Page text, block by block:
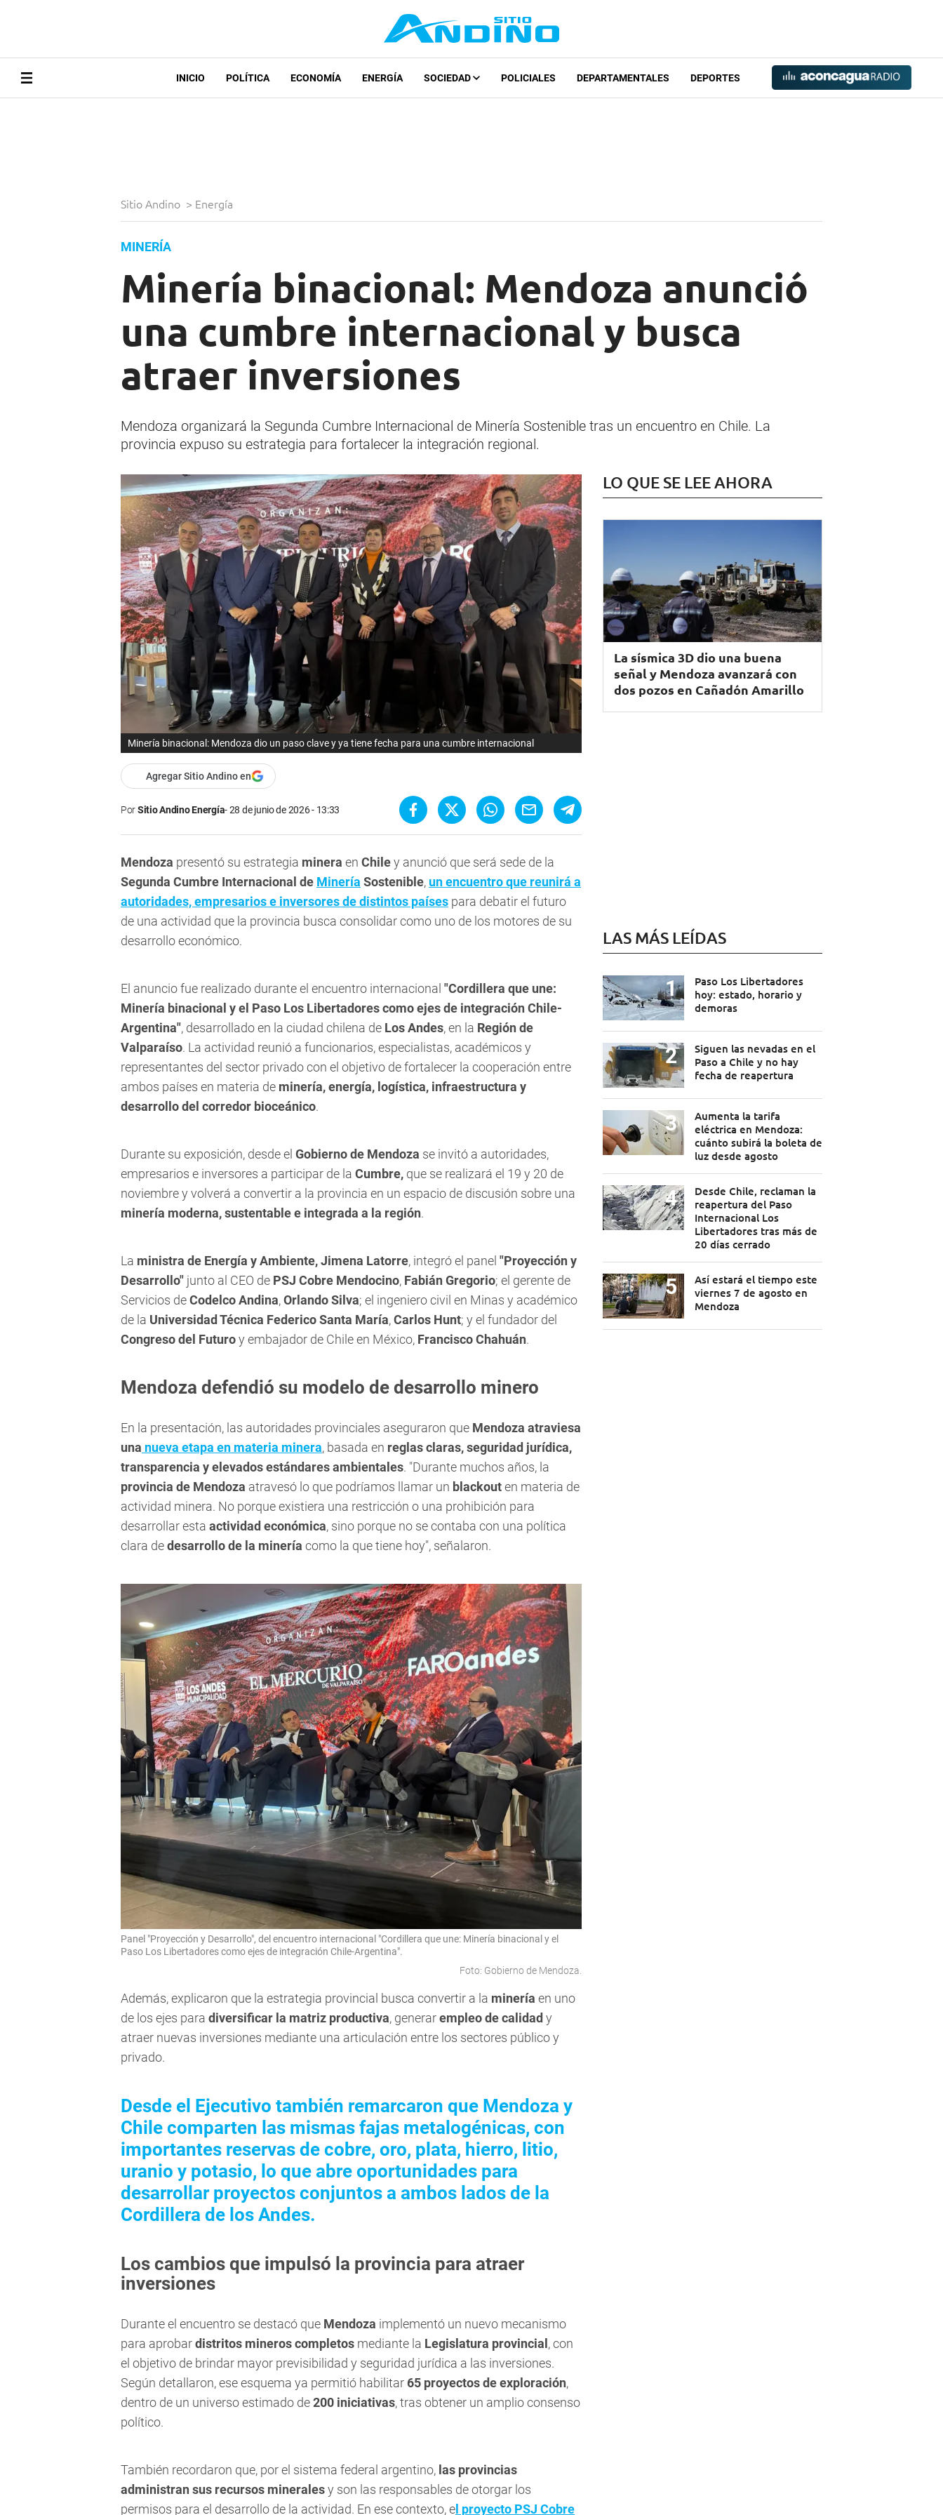
INICIO POLÍTICA ECONOMÍA ENERGÍA SOCIEDAD POLICIALES DEPARTAMENTALES DEPORTES
Sitio Andino > Energía
MINERÍA
Minería binacional: Mendoza anunció
una cumbre internacional y busca
atraer inversiones
Mendoza organizará la Segunda Cumbre Internacional de Minería Sostenible tras un encuentro en Chile. La
provincia expuso su estrategia para fortalecer la integración regional.
Minería binacional: Mendoza dio un paso clave y ya tiene fecha para una cumbre internacional
Agregar Sitio Andino en
PorSitio Andino Energía 28 de junio de 2026 - 13:33
Mendoza presentó su estrategia minera en Chiley anunció que será sede de la
Segunda Cumbre Internacional de Minería Sostenible, un encuentro que reunirá a
autoridades, empresarios e inversores de distintos países para debatir el futuro
de una actividad que la provincia busca consolidar como uno de los motores de su
desarrollo económico.
El anuncio fue realizado durante el encuentro internacional "Cordillera que une:
Minería binacional y el Paso Los Libertadores como ejes de integración Chile-
Argentina", desarrollado en la ciudad chilena de Los Andes, en la Región de
Valparaíso. La actividad reunió a funcionarios, especialistas, académicos y
representantes del sector privado con el objetivo de fortalecer la cooperación entre
ambos países en materia de minería, energía, logística, infraestructura y
desarrollo del corredor bioceánico.
Durante su exposición, desde el Gobierno de Mendoza se invitó a autoridades,
empresarios e inversores a participar de la Cumbre, que se realizará el 19 y 20 de
noviembre y volverá a convertir a la provincia en un espacio de discusión sobre una
minería moderna, sustentable e integrada a la región.
La ministra de Energía y Ambiente, Jimena Latorre, integró el panel "Proyección y
Desarrollo" junto al CEO de PSJ Cobre Mendocino, Fabián Gregorio; el gerente de
Servicios deCodelco Andina,Orlando Silva; el ingeniero civil en Minas y académico
de la Universidad Técnica Federico Santa María,Carlos Hunt; y el fundador del
Congreso del Futuroy embajador de Chile en México, Francisco Chahuán.
Mendoza defendió su modelo de desarrollo minero
En la presentación, las autoridades provinciales aseguraron que Mendoza atraviesa
una nueva etapa en materia minera, basada en reglas claras, seguridad jurídica,
transparencia y elevados estándares ambientales. "Durante muchos años, la
provincia de Mendoza atravesó lo que podríamos llamar un blackouten materia de
actividad minera. No porque existiera una restricción o una prohibición para
desarrollar esta actividad económica, sino porque no se contaba con una política
clara dedesarrollo de la minería como la que tiene hoy", señalaron.
Panel "Proyección y Desarrollo", del encuentro internacional "Cordillera que une: Minería binacional y el
Paso Los Libertadores como ejes de integración Chile-Argentina".
Foto: Gobierno de Mendoza.
Además, explicaron que la estrategia provincial busca convertir a la minería en uno
de los ejes para diversificar la matriz productiva, generarempleo de calidad y
atraer nuevas inversiones mediante una articulación entre los sectores público y
privado.
Desde el Ejecutivo también remarcaron que Mendoza y
Chile comparten las mismas fajas metalogénicas, con
importantes reservas de cobre, oro, plata, hierro, litio,
uranio y potasio, lo que abre oportunidades para
desarrollar proyectos conjuntos a ambos lados de la
Cordillera de los Andes.
Los cambios que impulsó la provincia para atraer
inversiones
Durante el encuentro se destacó que Mendoza implementó un nuevo mecanismo
para aprobardistritos mineros completos mediante la Legislatura provincial , con
el objetivo de brindar mayor previsibilidad y seguridad jurídica a las inversiones.
Según detallaron, ese esquema ya permitió habilitar 65 proyectos de exploración,
dentro de un universo estimado de200 iniciativas, tras obtener un amplio consenso
político.
También recordaron que, por el sistema federal argentino, las provincias
administran sus recursos mineralesy son las responsables de otorgar los
permisos para el desarrollo de la actividad. En ese contexto, e l proyecto PSJ Cobre
LO QUE SE LEE AHORA
La sísmica 3D dio una buena
señal y Mendoza avanzará con
dos pozos en Cañadón Amarillo
LAS MÁS LEÍDAS
Paso Los Libertadores
hoy: estado, horario y
demoras
Siguen las nevadas en el
Paso a Chile y no hay
fecha de reapertura
Aumenta la tarifa
eléctrica en Mendoza:
cuánto subirá la boleta de
luz desde agosto
Desde Chile, reclaman la
reapertura del Paso
Internacional Los
Libertadores tras más de
20 días cerrado
Así estará el tiempo este
viernes 7 de agosto en
Mendoza